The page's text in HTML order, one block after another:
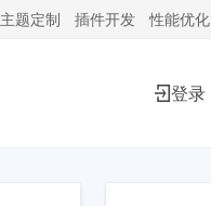
主题定制 插件开发 性能优化
登录